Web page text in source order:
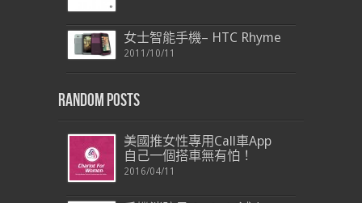
女士智能手機– HTC Rhyme
2011/10/11
Random Posts
美國推女性專用Call車App
自己一個搭車無有怕！
2016/04/11